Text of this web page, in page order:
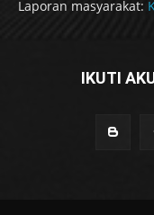
Laporan masyarakat:
IKUTI